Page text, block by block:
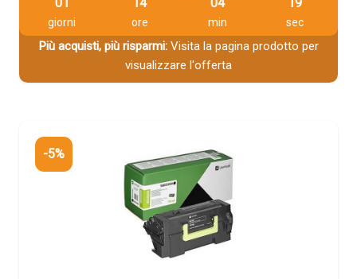
giorni ore min sec
Più acquisti, più risparmi:Visita la pagina prodotto per
visualizzare l'offerta
-5%